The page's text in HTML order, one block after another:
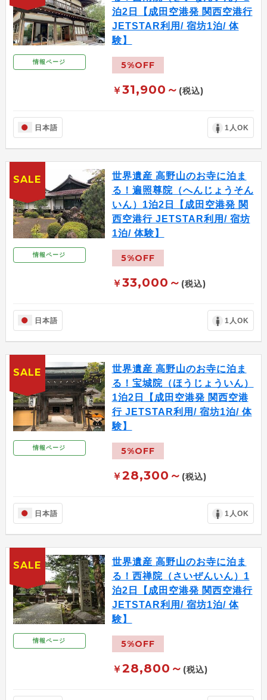
情報ページ
泊2日【成田空港発 関西空港行
JETSTAR利用/ 宿坊1泊/ 体
験】
5%OFF
￥31,900～ (税込)
日本語 1人OK
情報ページ
世界遺産 高野山のお寺に泊ま
る！遍照尊院（へんじょうそん
いん）1泊2日【成田空港発 関
西空港行 JETSTAR利用/ 宿坊
1泊/ 体験】
5%OFF
￥33,000～ (税込)
日本語 1人OK
SALE
情報ページ
世界遺産 高野山のお寺に泊ま
る！宝城院（ほうじょういん）
1泊2日【成田空港発 関西空港
行 JETSTAR利用/ 宿坊1泊/ 体
験】
5%OFF
￥28,300～ (税込)
日本語 1人OK
SALE
情報ページ
世界遺産 高野山のお寺に泊ま
る！西禅院（さいぜんいん）1
泊2日【成田空港発 関西空港行
JETSTAR利用/ 宿坊1泊/ 体
験】
5%OFF
￥28,800～ (税込)
SALE